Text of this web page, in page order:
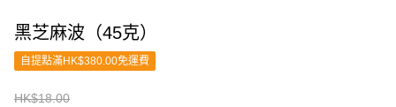
黑芝麻波（45克）
自提點滿HK$380.00免運費
HK$18.00